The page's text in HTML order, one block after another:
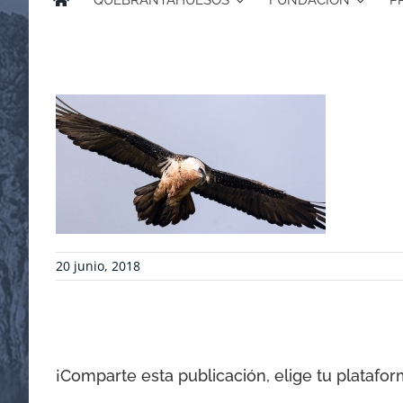
20 junio, 2018
¡Comparte esta publicación, elige tu